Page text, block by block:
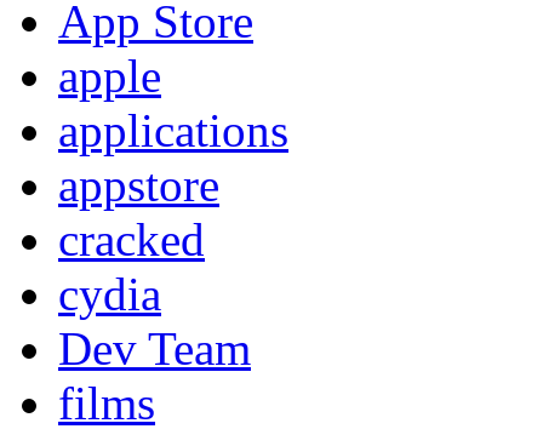
App Store
apple
applications
appstore
cracked
cydia
Dev Team
films